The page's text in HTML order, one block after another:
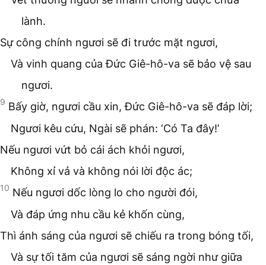
lành.
Sự công chính ngươi sẽ đi trước mặt ngươi,
Và vinh quang của Đức Giê-hô-va sẽ bảo vệ sau
ngươi.
9 Bấy giờ, ngươi cầu xin, Đức Giê-hô-va sẽ đáp lời;
Ngươi kêu cứu, Ngài sẽ phán: ‘Có Ta đây!’
Nếu ngươi vứt bỏ cái ách khỏi ngươi,
Không xỉ vả và không nói lời độc ác;
10 Nếu ngươi dốc lòng lo cho người đói,
Và đáp ứng nhu cầu kẻ khốn cùng,
Thì ánh sáng của ngươi sẽ chiếu ra trong bóng tối,
Và sự tối tăm của ngươi sẽ sáng ngời như giữa